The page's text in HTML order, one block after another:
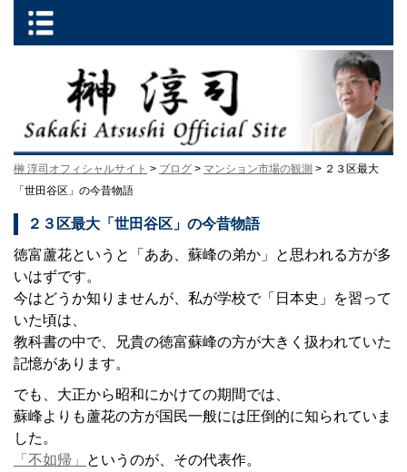
榊 淳司オフィシャルサイト > ブログ > マンション市場の観測 > ２３区最大
「世田谷区」の今昔物語
２３区最大「世田谷区」の今昔物語
徳富蘆花というと「ああ、蘇峰の弟か」と思われる方が多
いはずです。
今はどうか知りませんが、私が学校で「日本史」を習って
いた頃は、
教科書の中で、兄貴の徳富蘇峰の方が大きく扱われていた
記憶があります。
でも、大正から昭和にかけての期間では、
蘇峰よりも蘆花の方が国民一般には圧倒的に知られていま
した。
「不如帰」
というのが、その代表作。